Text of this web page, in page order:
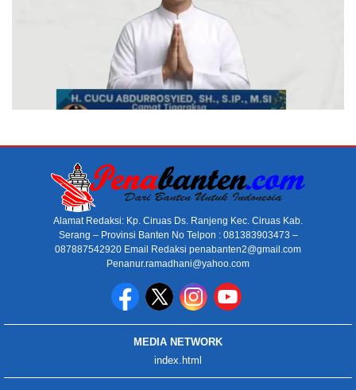
Alamat Redaksi: Kp. Ciruas Ds. Ranjeng Kec. Ciruas Kab.
Serang – Provinsi Banten No Telpon : 081383903473 –
087887542920 Email Redaksi penabanten2@gmail.com
Penanur.ramadhani@yahoo.com
MEDIA NETWORK
index.html